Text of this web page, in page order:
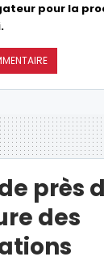
pour la
près
des